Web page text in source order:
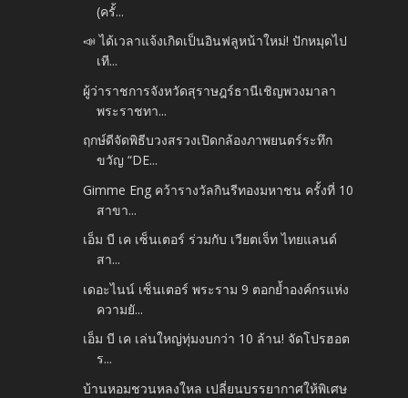
(ครั้...
📣 ได้เวลาแจ้งเกิดเป็นอินฟลูหน้าใหม่! ปักหมุดไป
เที...
ผู้ว่าราชการจังหวัดสุราษฎร์ธานีเชิญพวงมาลา
พระราชทา...
ฤกษ์ดีจัดพิธีบวงสรวงเปิดกล้องภาพยนตร์ระทึก
ขวัญ “DE...
Gimme Eng คว้ารางวัลกินรีทองมหาชน ครั้งที่ 10
สาขา...
เอ็ม บี เค เซ็นเตอร์ ร่วมกับ เวียตเจ็ท ไทยแลนด์
สา...
เดอะไนน์ เซ็นเตอร์ พระราม 9 ตอกย้ำองค์กรแห่ง
ความยั...
เอ็ม บี เค เล่นใหญ่ทุ่มงบกว่า 10 ล้าน! จัดโปรฮอต
ร...
บ้านหอมชวนหลงใหล เปลี่ยนบรรยากาศให้พิเศษ